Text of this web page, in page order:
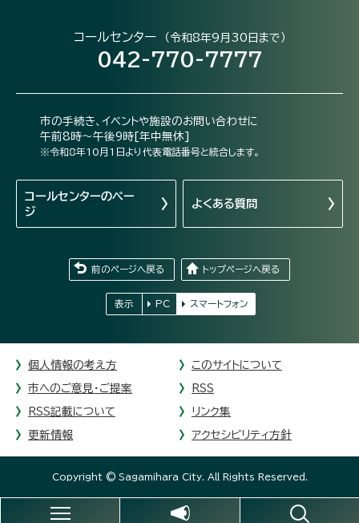
コールセンター （令和8年9月30日まで）
042-770-7777
市の手続き、イベントや施設のお問い合わせに
午前8時～午後9時[年中無休]
※令和8年10月1日より代表電話番号と統合します。
コールセンターのペー
ジ
よくある質問
前のページへ戻る トップページへ戻る
表示 PC スマートフォン
個人情報の考え方 このサイトについて
市へのご意見・ご提案 RSS
RSS記載について リンク集
更新情報 アクセシビリティ方針
Copyright © Sagamihara City. All Rights Reserved.